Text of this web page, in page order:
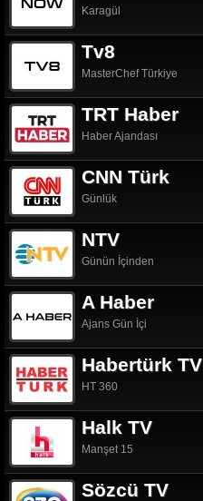
Karagül
Tv8
MasterChef Türkiye
TRT Haber
Haber Ajandası
CNN Türk
Günlük
NTV
Günün İçinden
A Haber
Ajans Gün İçi
Habertürk TV
HT 360
Halk TV
Manşet 15
Sözcü TV